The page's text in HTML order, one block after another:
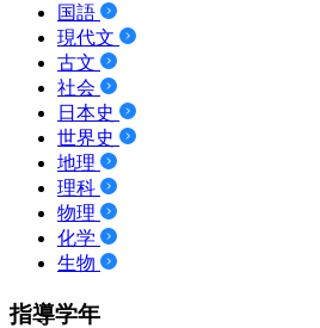
国語
現代文
古文
社会
日本史
世界史
地理
理科
物理
化学
生物
指導学年